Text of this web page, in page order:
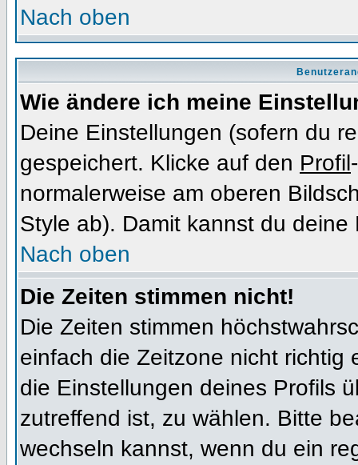
Nach oben
Wie ändere ich meine
Deine Einstellungen (sofern du
gespeichert. Klicke auf den Profil
normalerweise am oberen
Style ab). Damit kannst du
Nach oben
Die Zeiten stimmen nicht!
Die Zeiten stimmen
einfach die Zeitzone nicht richtig
die Einstellungen deines Profils
zutreffend ist, zu wählen. Bitte
wechseln kannst, wenn du ein